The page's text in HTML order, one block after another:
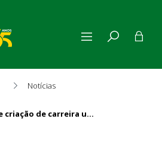
Notícias
Roosevelt defende criação de carreira unificada para contadores públicos